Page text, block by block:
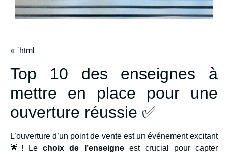
« `html
Top 10 des enseignes à
mettre en place pour une
ouverture réussie ✅
L’ouverture d’un point de vente est un événement excitant
🌟! Lechoix de l’enseigneest crucial pour capter